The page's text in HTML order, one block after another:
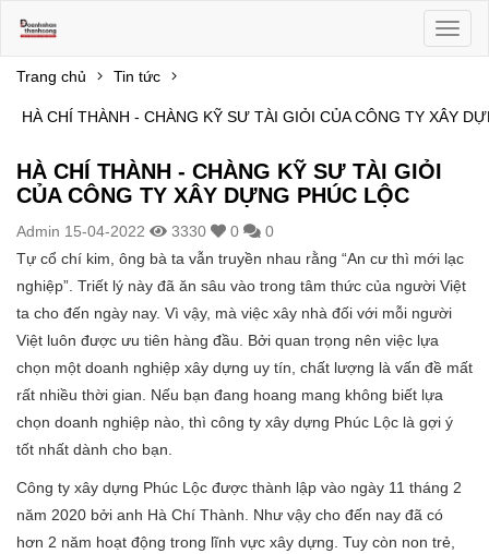
Trang chủ
Tin tức
HÀ CHÍ THÀNH - CHÀNG KỸ SƯ TÀI GIỎI CỦA CÔNG TY XÂY
HÀ CHÍ THÀNH - CHÀNG KỸ SƯ TÀI GIỎI
CỦA CÔNG TY XÂY DỰNG PHÚC LỘC
Admin 15-04-2022 3330 0
0
Tự cổ chí kim, ông bà ta vẫn truyền nhau rằng “An cư thì mới lạc
nghiệp”. Triết lý này đã ăn sâu vào trong tâm thức của người Việt
ta cho đến ngày nay. Vì vậy, mà việc xây nhà đối với mỗi người
Việt luôn được ưu tiên hàng đầu. Bởi quan trọng nên việc lựa
chọn một doanh nghiệp xây dựng uy tín, chất lượng là vấn đề mất
rất nhiều thời gian. Nếu bạn đang hoang mang không biết lựa
chọn doanh nghiệp nào, thì công ty xây dựng Phúc Lộc là gợi ý
tốt nhất dành cho bạn.
Công ty xây dựng Phúc Lộc được thành lập vào ngày 11 tháng 2
năm 2020 bởi anh Hà Chí Thành. Như vậy cho đến nay đã có
hơn 2 năm hoạt động trong lĩnh vực xây dựng. Tuy còn non trẻ,